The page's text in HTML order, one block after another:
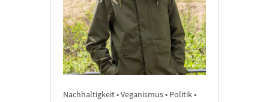
Nachhaltigkeit • Veganismus • Politik •